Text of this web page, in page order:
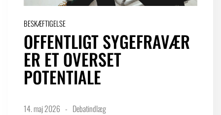
BESKÆFTIGELSE
OFFENTLIGT SYGEFRAVÆR
ER ET OVERSET
POTENTIALE
14. maj 2026 Debatindlæg